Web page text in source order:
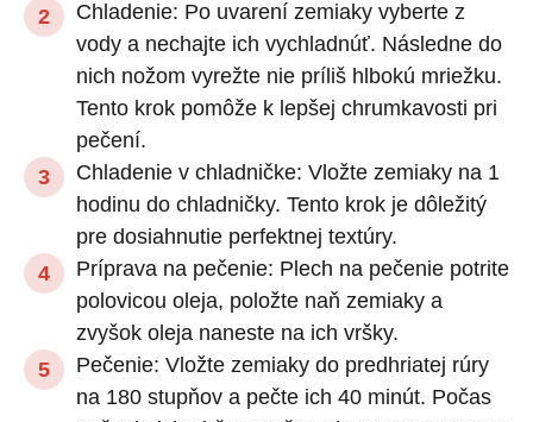
Chladenie: Po uvarení zemiaky vyberte z
vody a nechajte ich vychladnúť. Následne do
nich nožom vyrežte nie príliš hlbokú mriežku.
Tento krok pomôže k lepšej chrumkavosti pri
pečení.
Chladenie v chladničke: Vložte zemiaky na 1
hodinu do chladničky. Tento krok je dôležitý
pre dosiahnutie perfektnej textúry.
Príprava na pečenie: Plech na pečenie potrite
polovicou oleja, položte naň zemiaky a
zvyšok oleja naneste na ich vršky.
Pečenie: Vložte zemiaky do predhriatej rúry
na 180 stupňov a pečte ich 40 minút. Počas